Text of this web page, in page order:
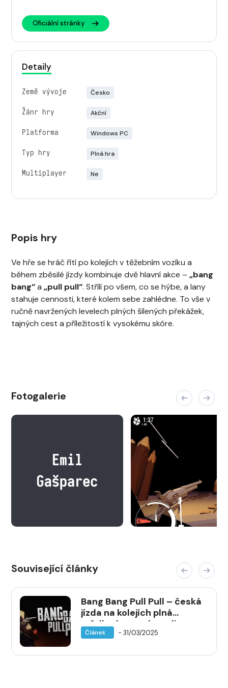
Oficiální stránky
Detaily
Země vývoje Česko
Žánr hry Akční
Platforma Windows PC
Typ hry Plná hra
Multiplayer Ne
Popis hry
Ve hře se hráč řítí po kolejích v těžebním vozíku a
během zběsilé jízdy kombinuje dvě hlavní akce – „bang
bang“a „pull pull“. Střílí po všem, co se hýbe, a lany
stahuje cennosti, které kolem sebe zahlédne. To vše v
ručně navržených levelech plných šílených překážek,
tajných cest a příležitostí k vysokému skóre.
Fotogalerie
Související články
Bang Bang Pull Pull – česká
jízda na kolejích plná
střelby, las a adrenalinu
Článek - 31/03/2025